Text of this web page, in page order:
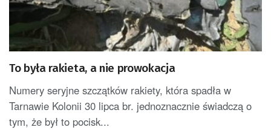
To była rakieta, a nie prowokacja
Numery seryjne szczątków rakiety, która spadła w
Tarnawie Kolonii 30 lipca br. jednoznacznie świadczą o
tym, że był to pocisk...